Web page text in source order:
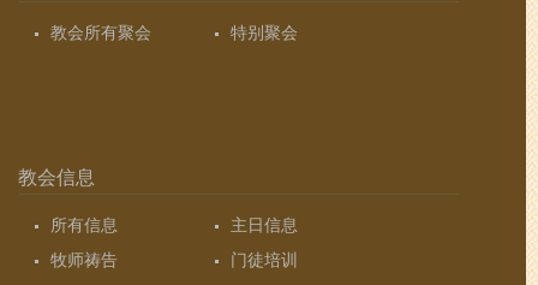
教会所有聚会 特别聚会
教会信息
所有信息
主日信息
牧师祷告
门徒培训